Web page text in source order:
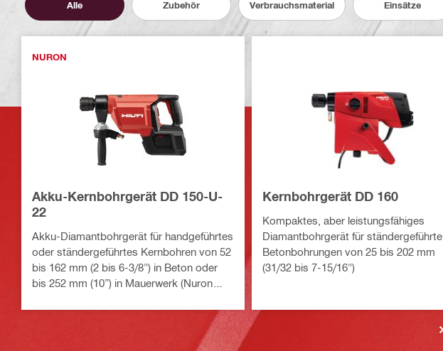
Alle Zubehör Verbrauchsmaterial Einsätze
NURON
Akku-Kernbohrgerät DD 150-U-
22
Akku-Diamantbohrgerät für handgeführtes
oder ständergeführtes Kernbohren von 52
bis 162 mm (2 bis 6-3/8") in Beton oder
bis 252 mm (10”) in Mauerwerk (Nuron
Kernbohrgerät DD 160
Kompaktes, aber leistungsfähiges
Diamantbohrgerät für ständergeführte
Betonbohrungen von 25 bis 202 mm
(31/32 bis 7-15/16")